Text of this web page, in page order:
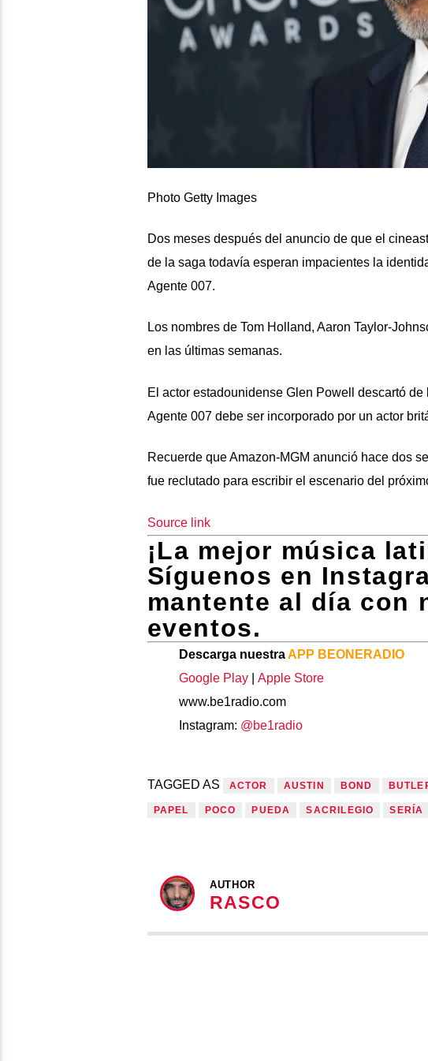
Photo Getty Images
Dos meses después del anuncio de que el
de la saga todavía esperan impacientes la
Agente 007.
Los nombres de Tom Holland, Aaron Taylor-
en las últimas semanas.
El actor estadounidense Glen Powell descartó
Agente 007 debe ser incorporado por un actor
Recuerde que Amazon-MGM anunció hace dos
fue reclutado para escribir el escenario del
Source link
¡La mejor música
Síguenos en
mantente al día con
eventos.
Descarga nuestraAPP BEONERADIO
Google Play| Apple Store
www.be1radio.com
Instagram: @be1radio
TAGGED AS ACTOR AUSTIN BOND
PAPEL POCO PUEDA SACRILEGIO SERÍA
AUTHOR
RASCO